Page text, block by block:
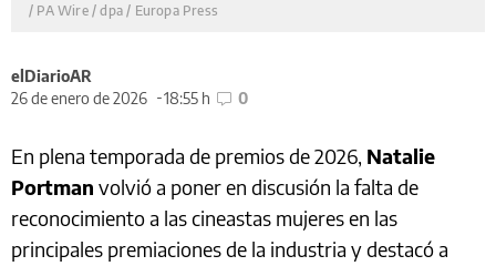
/ PA Wire / dpa / Europa Press
elDiarioAR
26 de enero de 2026
18:55 h 0
En plena temporada de premios de 2026, Natalie
Portman volvió a poner en discusión la falta de
reconocimiento a las cineastas mujeres en las
principales premiaciones de la industria y destacó a